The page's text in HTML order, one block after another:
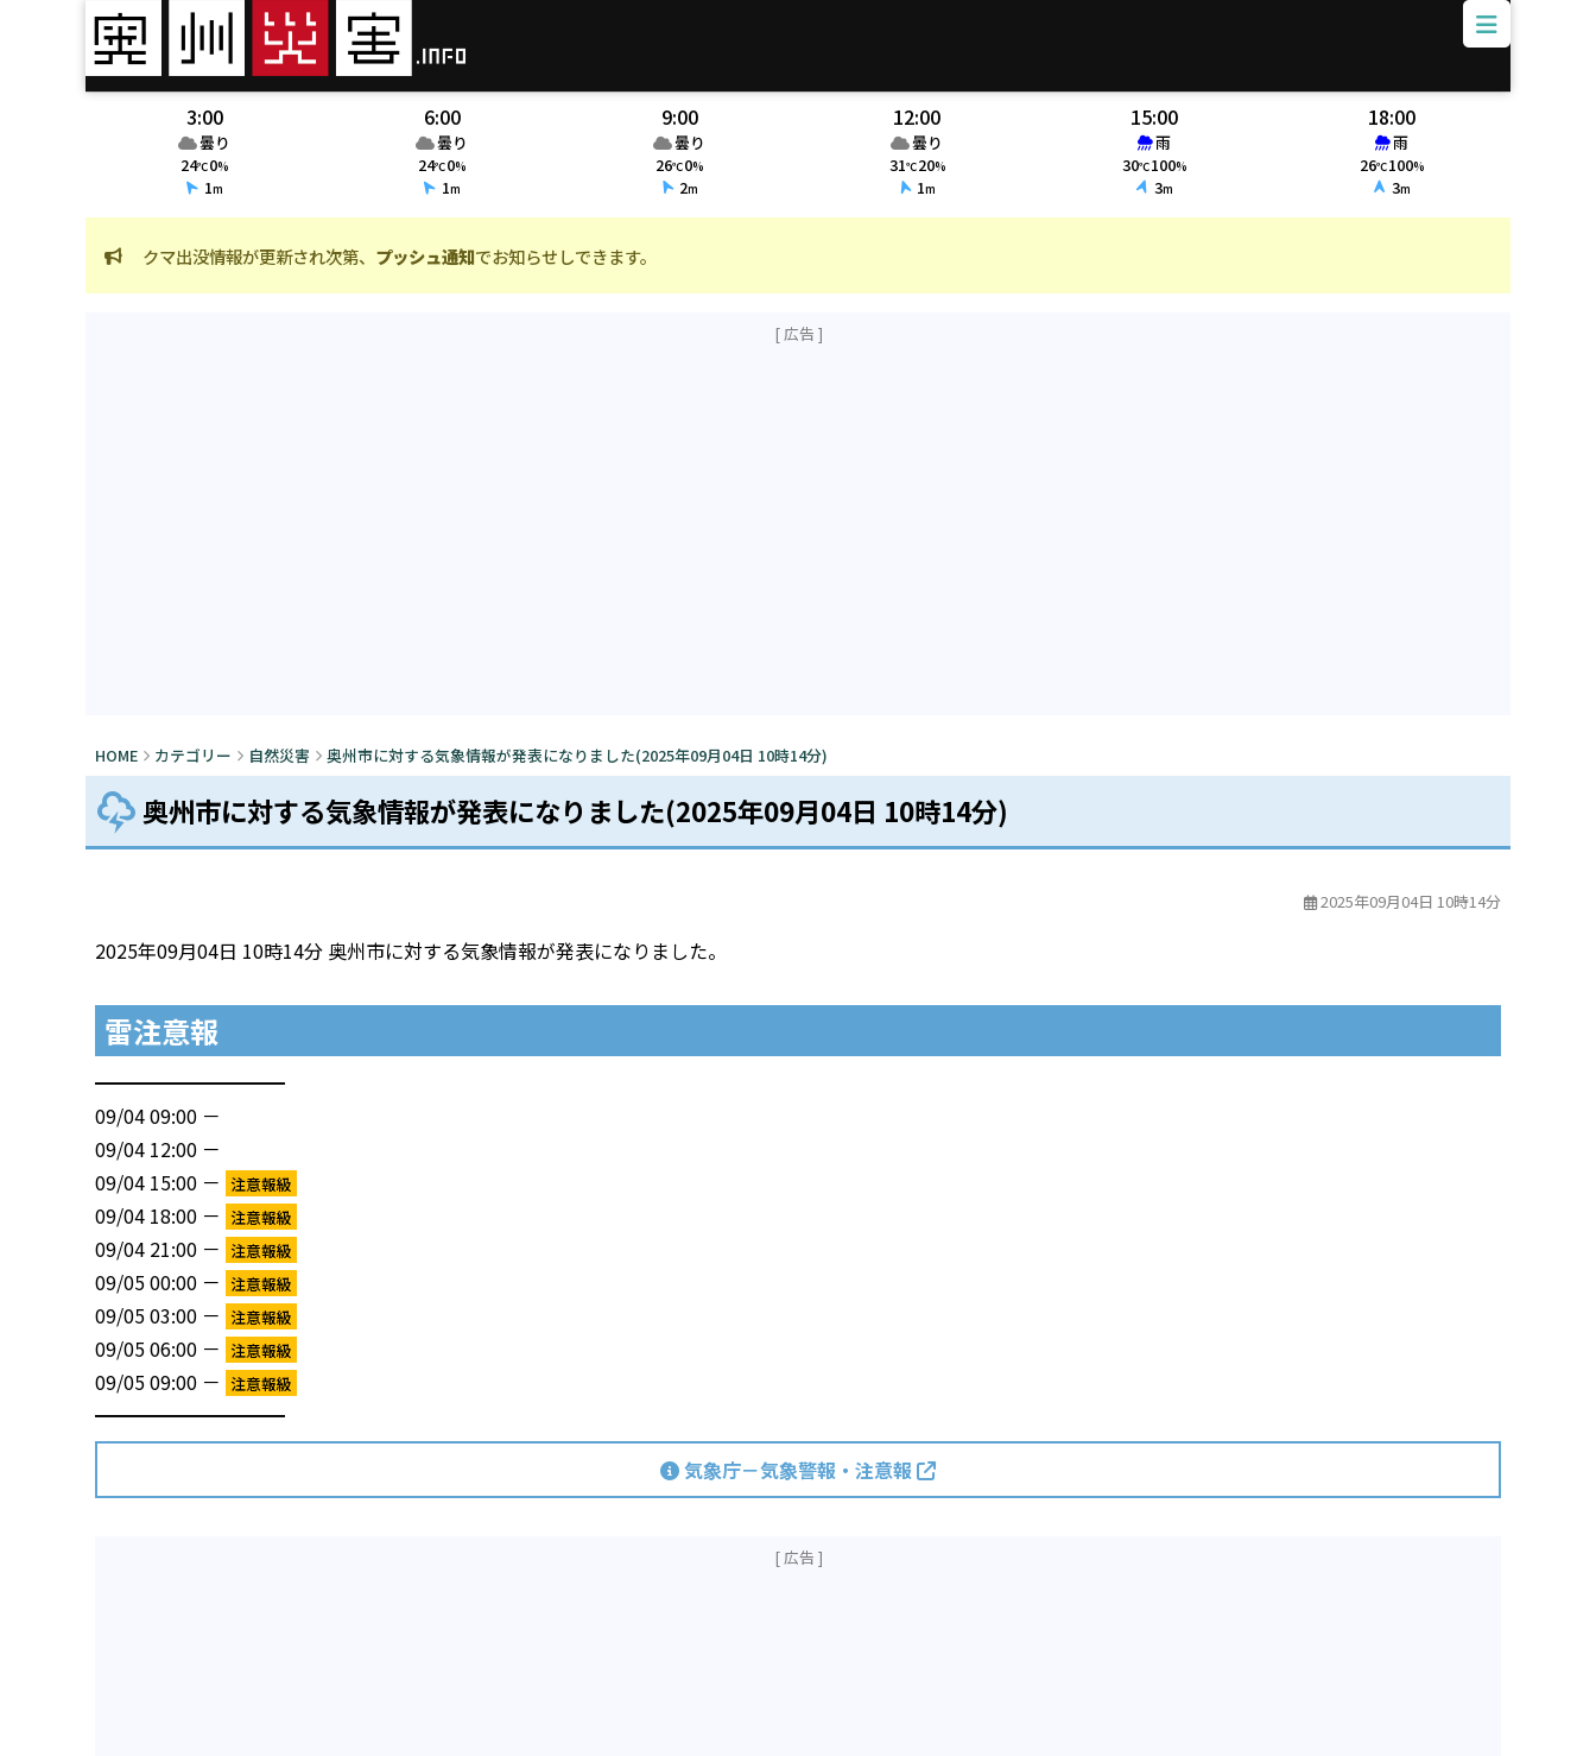
3:00
曇り
24℃0%
1m
6:00
曇り
24℃0%
1m
9:00
曇り
26℃0%
2m
12:00
曇り
31℃20%
1m
15:00
雨
30℃100%
3m
18:00
雨
26℃100%
3m
クマ出没情報が更新され次第、 プッシュ通知でお知らせしできます。
HOME カテゴリー 自然災害 奥州市に対する気象情報が発表になりました(2025年09月04日 10時14分)
奥州市に対する気象情報が発表になりました(2025年09月04日 10時14分)
2025年09月04日 10時14分
2025年09月04日 10時14分 奥州市に対する気象情報が発表になりました。
雷注意報
━━━━━━━━━━
09/04 09:00 －
09/04 12:00 －
09/04 15:00 － 注意報級
09/04 18:00 － 注意報級
09/04 21:00 － 注意報級
09/05 00:00 － 注意報級
09/05 03:00 － 注意報級
09/05 06:00 － 注意報級
09/05 09:00 － 注意報級
━━━━━━━━━━
気象庁－気象警報・注意報